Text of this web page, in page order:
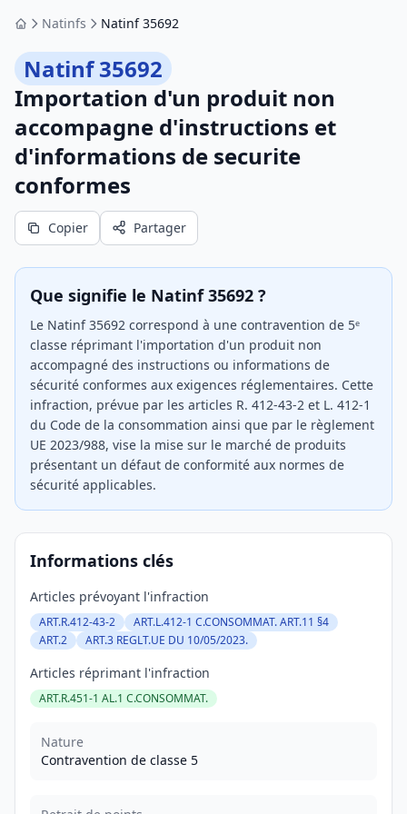
AccueilNatinfs Natinf 35692
Natinf 35692
Importation d'un produit non
accompagne d'instructions et
d'informations de securite
conformes
Copier Partager
Que signifie le Natinf 35692 ?
Le Natinf 35692 correspond à une contravention de 5ᵉ
classe réprimant l'importation d'un produit non
accompagné des instructions ou informations de
sécurité conformes aux exigences réglementaires. Cette
infraction, prévue par les articles R. 412-43-2 et L. 412-1
du Code de la consommation ainsi que par le règlement
UE 2023/988, vise la mise sur le marché de produits
présentant un défaut de conformité aux normes de
sécurité applicables.
Informations clés
Articles prévoyant l'infraction
ART.R.412-43-2
ART.L.412-1 C.CONSOMMAT. ART.11 §4
ART.2
ART.3 REGLT.UE DU 10/05/2023.
Articles réprimant l'infraction
ART.R.451-1 AL.1 C.CONSOMMAT.
Nature
Contravention de classe 5